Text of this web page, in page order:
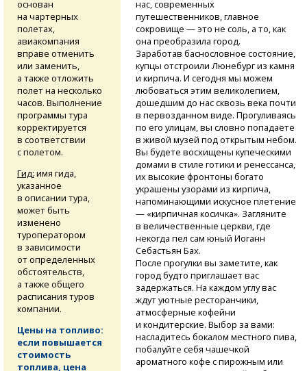
нас, современных
путешественников, главное
сокровище — это не соль, а то, как
она преобразила город.
Заработав баснословное состояние,
купцы отстроили Люнебург из камня
и кирпича. И сегодня мы можем
любоваться этим великолепием,
дошедшим до нас сквозь века почти
в первозданном виде. Прогуливаясь
по его улицам, вы словно попадаете
в живой музей под открытым небом.
Вы будете восхищены купеческими
домами в стиле готики и ренессанса,
их высокие фронтоны богато
украшены узорами из кирпича,
напоминающими искусное плетение
— «кирпичная косичка». Загляните
в величественные церкви, где
некогда пел сам юный Иоганн
Себастьян Бах.
После прогулки вы заметите, как
город будто приглашает вас
задержаться. На каждом углу вас
ждут уютные ресторанчики,
атмосферные кофейни
и кондитерские. Выбор за вами:
насладитесь бокалом местного пива,
побалуйте себя чашечкой
ароматного кофе с пирожным или
основан
на чартерных
полетах,
авиакомпания
вправе отменить
или заменить,
а также отложить
полет на несколько
часов. Выполнение
программы тура
корректируется
в соответствии
с полетом.
Гид: имя гида,
указанное
в описании тура,
может быть
изменено
туроператором
в зависимости
от определенных
обстоятельств,
а также общего
расписания туров
компании.
Цены на топливо:
если повышается
стоимость
топлива, цена